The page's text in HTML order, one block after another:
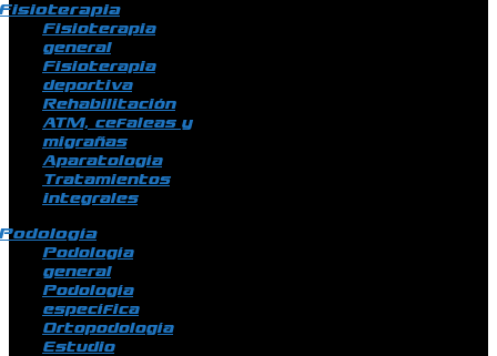
Fisioterapia
general
Fisioterapia
deportiva
Rehabilitación
ATM, cefaleas y
migrañas
Aparatología
Tratamientos
integrales
Podología
general
Podología
específica
Ortopodología
Estudio